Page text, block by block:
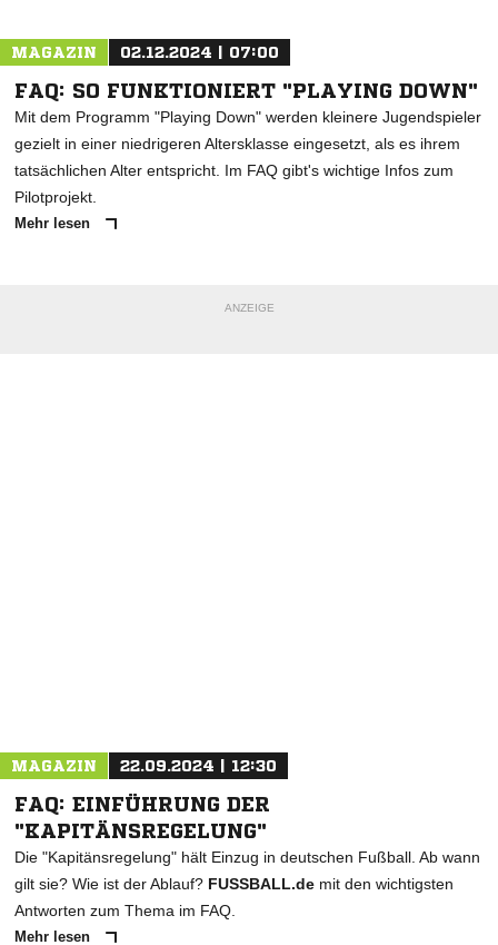
MAGAZIN 02.12.2024 | 07:00
FAQ: SO FUNKTIONIERT "PLAYING DOWN"
Mit dem Programm "Playing Down" werden kleinere Jugendspieler
gezielt in einer niedrigeren Altersklasse eingesetzt, als es ihrem
tatsächlichen Alter entspricht. Im FAQ gibt's wichtige Infos zum
Pilotprojekt.
Mehr lesen
ANZEIGE
MAGAZIN 22.09.2024 | 12:30
FAQ: EINFÜHRUNG DER
"KAPITÄNSREGELUNG"
Die "Kapitänsregelung" hält Einzug in deutschen Fußball. Ab wann
gilt sie? Wie ist der Ablauf? FUSSBALL.de mit den wichtigsten
Antworten zum Thema im FAQ.
Mehr lesen